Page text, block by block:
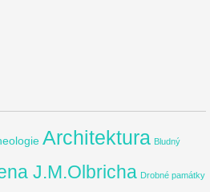
Architektura Bludný
J.M.Olbricha Drobné památky